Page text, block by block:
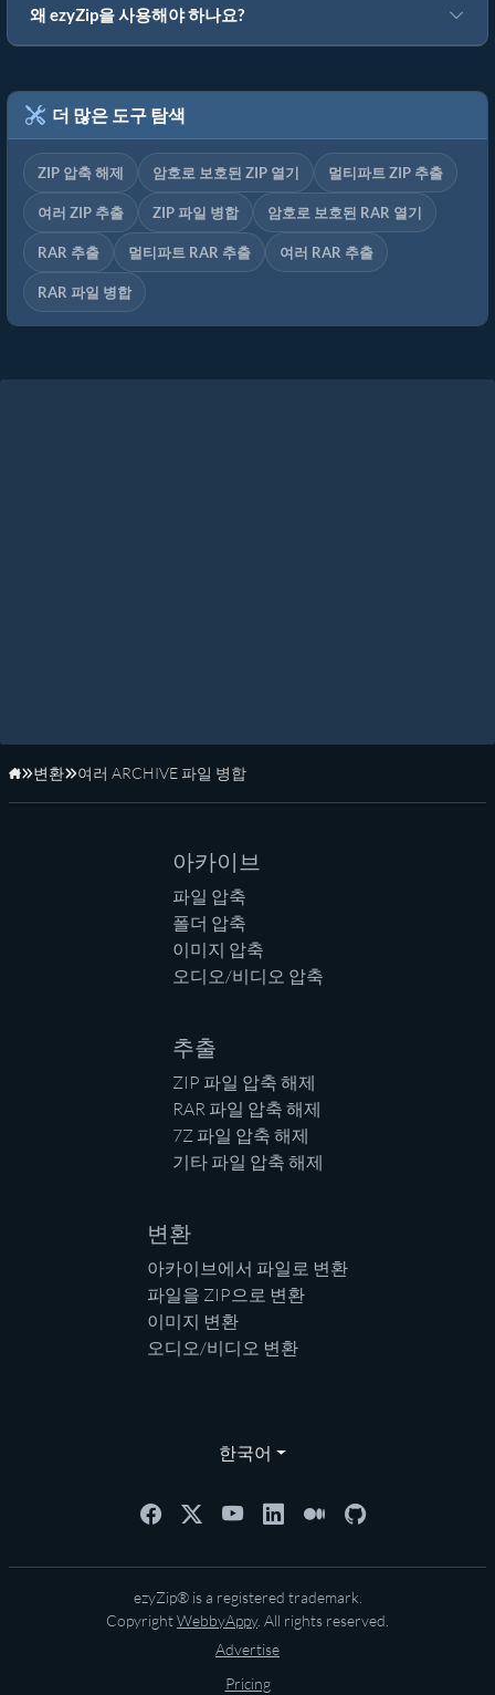
왜 ezyZip을 사용해야 하나요?
더 많은 도구 탐색
ZIP 압축 해제 암호로 보호된 ZIP 열기 멀티파트 ZIP 추출
여러 ZIP 추출 ZIP 파일 병합 암호로 보호된 RAR 열기
RAR 추출 멀티파트 RAR 추출 여러 RAR 추출
RAR 파일 병합
홈페이지
변환 여러 ARCHIVE 파일 병합
아카이브
파일 압축
폴더 압축
이미지 압축
오디오/비디오 압축
추출
ZIP 파일 압축 해제
RAR 파일 압축 해제
7Z 파일 압축 해제
기타 파일 압축 해제
변환
아카이브에서 파일로 변환
파일을 ZIP으로 변환
이미지 변환
오디오/비디오 변환
한국어
ezyZip® is a registered trademark.
CopyrightWebbyAppy. All rights reserved.
Advertise
Pricing